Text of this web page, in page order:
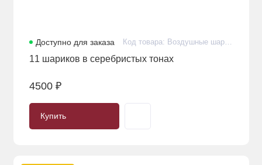
Доступно для заказа Код товара: Воздушные шарики с гелием премиум в количестве 11 штук
11 шариков в серебристых тонах
4500 ₽
Купить